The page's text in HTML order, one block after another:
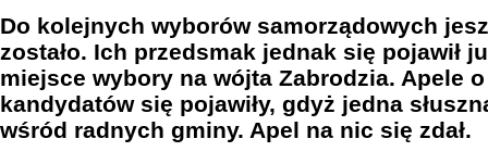
Do kolejnych wyborów samorządowych
zostało. Ich przedsmak jednak się pojawił
miejsce wybory na wójta Zabrodzia. Apele
kandydatów się pojawiły, gdyż jedna
wśród radnych gminy. Apel na nic się zdał.